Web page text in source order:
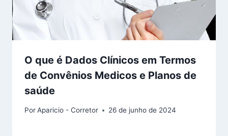
O que é Dados Clínicos em Termos
de Convênios Medicos e Planos de
saúde
PorAparicio - Corretor 26 de junho de 2024